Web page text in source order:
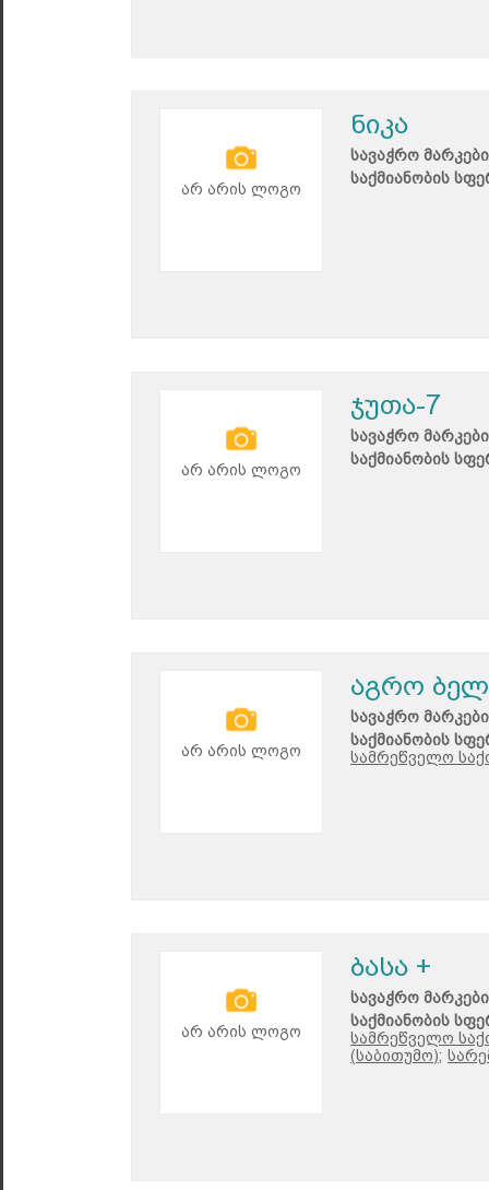
არ არის ლოგო
ნიკა
სავაჭრო
საქმიანობის
არ არის ლოგო
ჯუთა-7
სავაჭრო
საქმიანობის
არ არის ლოგო
აგრო
სავაჭრო
საქმიანობის
სამრეწველო
არ არის ლოგო
ბასა +
სავაჭრო
საქმიანობის
სამრეწველო
(საბითუმო);